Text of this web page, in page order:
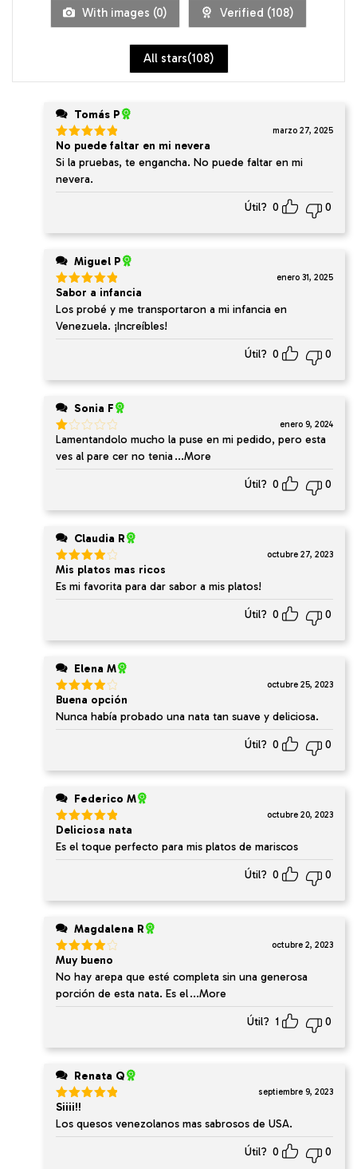
With images (0) Verified (108)
All stars(108)
Tomás P
Valorado
en5de 5
marzo 27, 2025
No puede faltar en mi nevera
Si la pruebas, te engancha. No puede faltar en mi
nevera.
Útil? 0 0
Miguel P
Valorado
en 5de 5
enero 31, 2025
Sabor a infancia
Los probé y me transportaron a mi infancia en
Venezuela. ¡Increíbles!
Útil? 0 0
Sonia F
Valorado
en
1
enero 9, 2024
Lamentandolo mucho la puse en mi pedido, pero esta
ves al pare cer no tenia...More
Útil? 0 0
Claudia R
Valorado
en4 de
5
octubre 27, 2023
Mis platos mas ricos
Es mi favorita para dar sabor a mis platos!
Útil? 0 0
Elena M
Valorado
en4de
5
octubre 25, 2023
Buena opción
Nunca había probado una nata tan suave y deliciosa.
Útil? 0 0
Federico M
Valorado
en5 de 5
octubre 20, 2023
Deliciosa nata
Es el toque perfecto para mis platos de mariscos
Útil? 0 0
Magdalena R
Valorado
en 4de
5
octubre 2, 2023
Muy bueno
No hay arepa que esté completa sin una generosa
porción de esta nata. Es el...More
Útil? 1 0
Renata Q
Valorado
en 5de 5
septiembre 9, 2023
Siiii!!
Los quesos venezolanos mas sabrosos de USA.
Útil? 0 0